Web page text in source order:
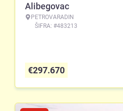
Alibegovac
PETROVARADIN
ŠIFRA: #483213
€297.670